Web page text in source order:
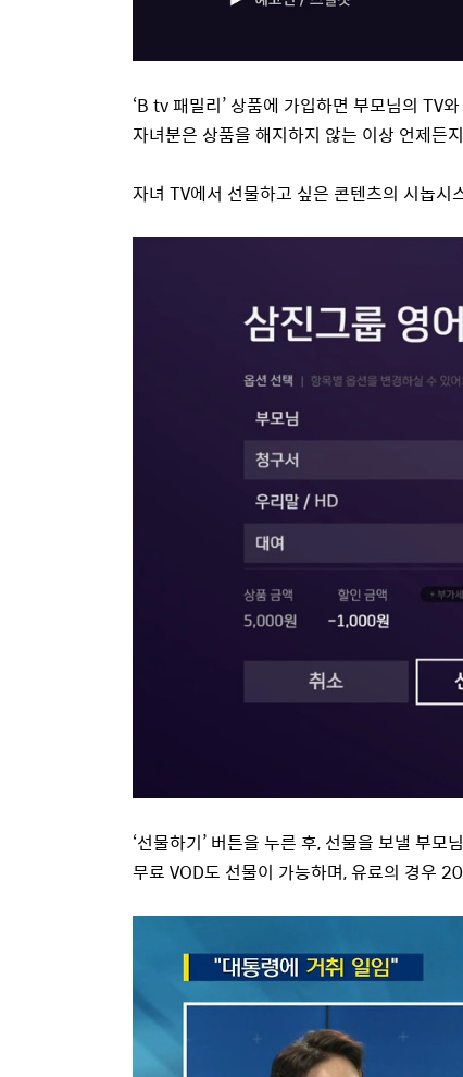
‘B tv 패밀리’ 상품에 가입하면 부모님의 TV
자녀분은 상품을 해지하지 않는 이상 언제든
자녀 TV에서 선물하고 싶은 콘텐츠의 시놉시
‘선물하기’ 버튼을 누른 후, 선물을 보낼 부
무료 VOD도 선물이 가능하며, 유료의 경우